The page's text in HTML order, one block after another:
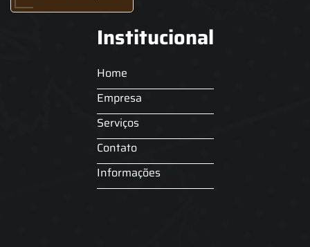
Institucional
Home
Empresa
Serviços
Contato
Informações